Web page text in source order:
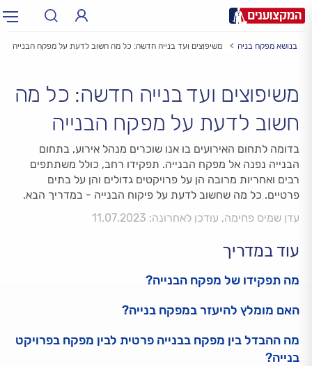
עיר: תל אביב, חיפה…
בנושא מפקח בניה משיפוצים ועד בנייה חדשה: כל מה חשוב לדעת על מפקח הבנייה
משיפוצים ועד בנייה חדשה: כל מה
חשוב לדעת על מפקח הבנייה
בדומה לתחום האירועים בו אנו שוכרים מנהל אירוע, בתחום
הבנייה נפנה אל מפקח הבנייה. תפקידו רחב, כולל משתתפים
רבים ואחריות מרובה הן על פרויקטים גדולים והן על בתים
פרטיים. כל מה שחשוב לדעת על פיקוח הבנייה - במדריך הבא.
עדן שמיס פחימה, עודכן לאחרונה: 11.07.2023
עוד במדריך
מה תפקידו של מפקח הבנייה?
האם מומלץ להיעזר במפקח בנייה?
מה ההבדל בין מפקח בבנייה פרטית לבין מפקח בפרויקט
בנייה?